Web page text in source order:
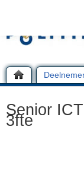
Senior
3fte